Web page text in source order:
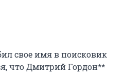
свое имя в поисковик
что Дмитрий Гордон**